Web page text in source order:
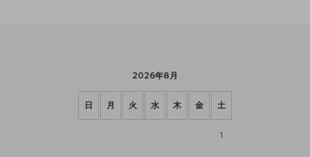
2026年8月
日 月 火 水 木 金 土
1